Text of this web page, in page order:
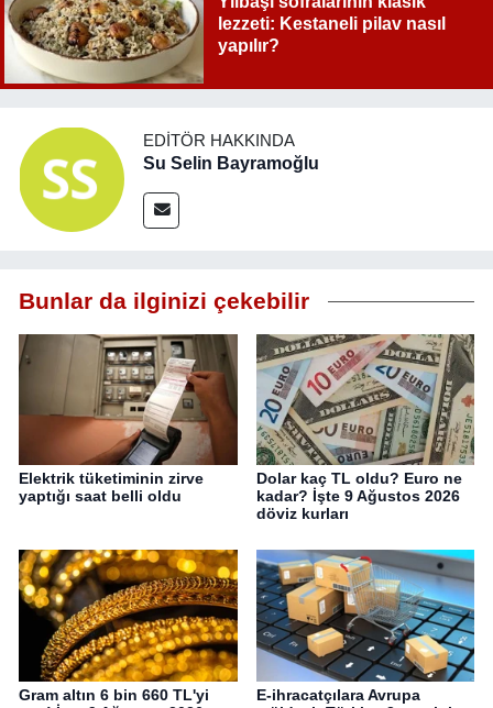
lezzeti: Kestaneli pilav nasıl
yapılır?
EDITÖR HAKKINDA
Su Selin Bayramoğlu
Bunlar da ilginizi çekebilir
Elektrik tüketiminin zirve
yaptığı saat belli oldu
Dolar kaç TL oldu? Euro ne
kadar? İşte 9 Ağustos 2026
döviz kurları
Gram altın 6 bin 660 TL'yi
E-ihracatçılara Avrupa